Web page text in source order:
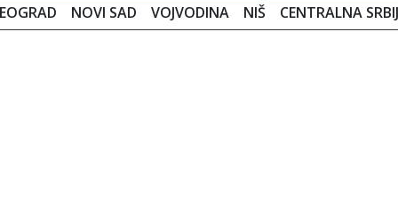
NOVI SAD VOJVODINA NIŠ CENTRALNA